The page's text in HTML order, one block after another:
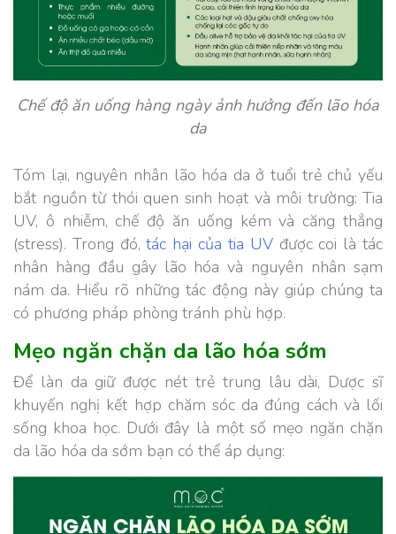
Chế độ ăn uống hàng ngày ảnh hưởng đến lão hóa
da
Tóm lại, nguyên nhân lão hóa da ở tuổi trẻ chủ yếu
bắt nguồn từ thói quen sinh hoạt và môi trường: Tia
UV, ô nhiễm, chế độ ăn uống kém và căng thẳng
(stress). Trong đó,tác hại của tia UVđược coi là tác
nhân hàng đầu gây lão hóa và nguyên nhân sạm
nám da. Hiểu rõ những tác động này giúp chúng ta
có phương pháp phòng tránh phù hợp.
Mẹo ngăn chặn da lão hóa sớm
Để làn da giữ được nét trẻ trung lâu dài, Dược sĩ
khuyến nghị kết hợp chăm sóc da đúng cách và lối
sống khoa học. Dưới đây là một số mẹo ngăn chặn
da lão hóa da sớm bạn có thể áp dụng: